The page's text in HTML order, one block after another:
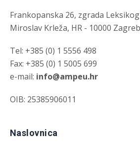
Frankopanska 26, zgrada
Miroslav Krleža, HR - 10000 Zagreb
Tel: +385 (0) 1 5556 498
Fax: +385 (0) 1 5005 699
e-mail: info@ampeu.hr
OIB: 25385906011
Naslovnica